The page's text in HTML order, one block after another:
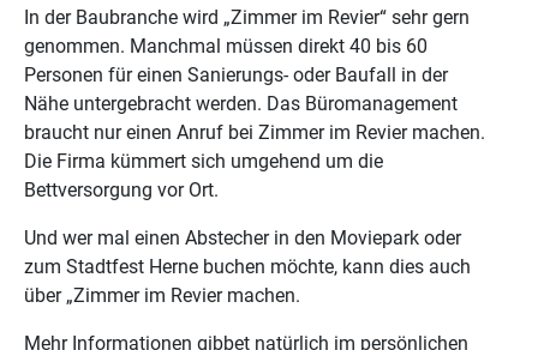
In der Baubranche wird „Zimmer im Revier“ sehr gern
genommen. Manchmal müssen direkt 40 bis 60
Personen für einen Sanierungs- oder Baufall in der
Nähe untergebracht werden. Das Büromanagement
braucht nur einen Anruf bei Zimmer im Revier machen.
Die Firma kümmert sich umgehend um die
Bettversorgung vor Ort.
Und wer mal einen Abstecher in den Moviepark oder
zum Stadtfest Herne buchen möchte, kann dies auch
über „Zimmer im Revier machen.
Mehr Informationen gibbet natürlich im persönlichen